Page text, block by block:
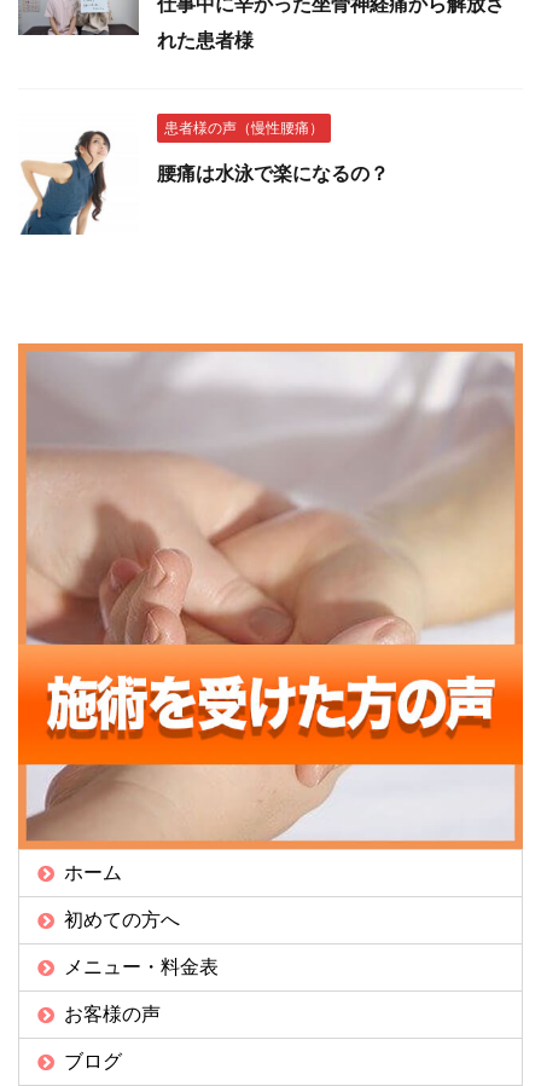
れた患者様
患者様の声（慢性腰痛）
腰痛は水泳で楽になるの？
ホーム
初めての方へ
メニュー・料金表
お客様の声
ブログ